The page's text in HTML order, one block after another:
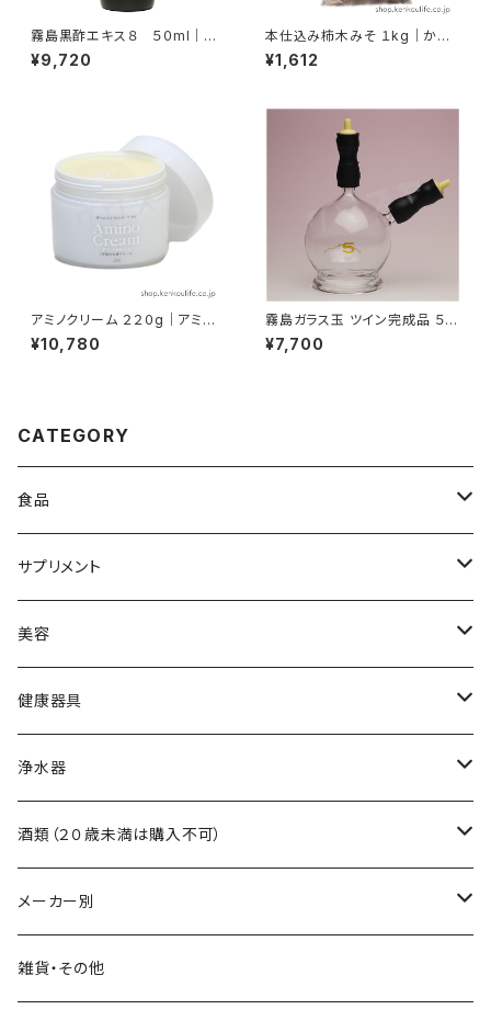
霧島黒酢エキス８ ５０ml｜発
酵玄米濃縮アミノ酸｜霧島黒酢
¥9,720
本仕込み柿木みそ １kg｜かき
のき村の味噌｜柿木村有機農法
研究会
¥1,612
アミノクリーム ２２０g｜アミノ
酸エキス配合弱酸性皮膚クリー
ム｜霧島黒酢
¥10,780
霧島ガラス玉 ツイン完成品 ５号
｜エステカッピング｜吸灸
¥7,700
CATEGORY
食品
黒酢
食用油
調味料
自然食品
サプリメント
アミノ酸
ビタミン
ミネラル
食物繊維
美容
スキンケア
ヘアケア
健康器具
吸い玉医療器
吸い玉用部品
浄水器
浄水器本体
浄水器交換フィルター
浄水器部品
酒類（２０歳未満は購入不可）
ワイン
日本酒
メーカー別
霧島黒酢
雑貨・その他